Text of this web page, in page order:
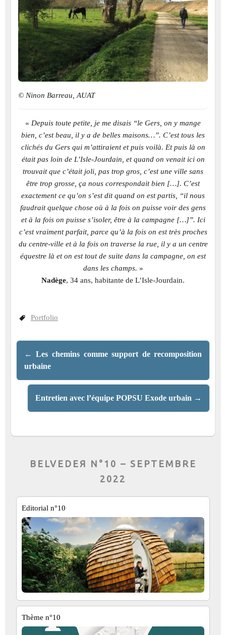
© Ninon Barreau, AUAT
« Depuis toute petite, je me disais “le Gers, on y mange
bien, c’est beau, il y a de belles maisons…”. C’est tous les
clichés du Gers qui m’attiraient et puis voilà. Et puis là on
était pas loin de L’Isle-Jourdain, et quand on venait ici on
trouvait que c’était joli, pas trop gros, c’est une ville sans
être trop grosse, ça nous correspondait bien […]. C’est
exactement ce qu’on s’est dit quand on est partis, “il nous
faudrait quelque chose où à la fois on puisse voir des gens
et à la fois on puisse s’isoler, être à la campagne […]”. Ici
c’est vraiment parfait, parce qu’à la fois on est très proches
du centre-ville et à la fois on traverse la rue, il y a un centre
équestre là et on est tout de suite dans la campagne, on est
dans les champs. »
Nadège, 34 ans, habitante de L’Isle-Jourdain.
Portfolio
← Les chemins comme support de recomposition
urbaine
Entretien avec l’équipe POPSU Exode urbain →
BELVEDEЯ N°10 – SEPTEMBRE
2022
Editorial n°10
Thème n°10